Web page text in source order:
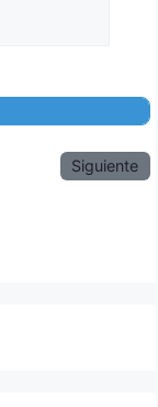
Siguiente